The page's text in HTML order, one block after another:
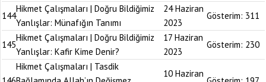
144
Hikmet Çalışmaları | Doğru Bildiğimiz
Yanlışlar: Münafığın Tanımı
24 Haziran
2023
Gösterim: 311
145
Hikmet Çalışmaları | Doğru Bildiğimiz
Yanlışlar: Kafir Kime Denir?
17 Haziran
2023
Gösterim: 230
Hikmet Çalışmaları | Tasdik
10 Haziran